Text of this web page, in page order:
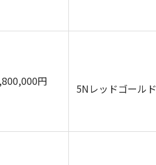
円
5Nレッドゴールド